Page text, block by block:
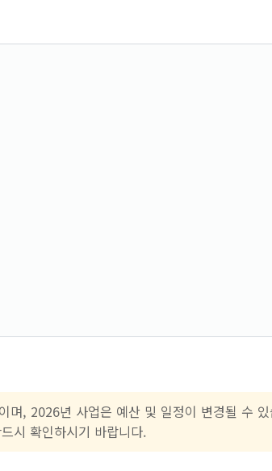
며, 2026년 사업은 예산 및 일정이 변경될 수
시 확인하시기 바랍니다.